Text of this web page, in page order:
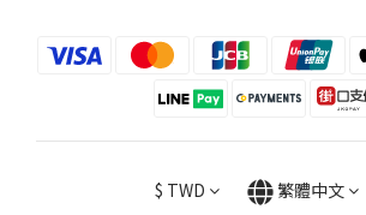
$ TWD 繁體中文